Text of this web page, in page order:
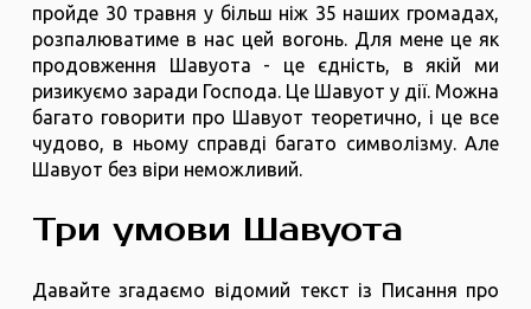
пройде 30 травня у більш ніж 35 наших громадах,
розпалюватиме в нас цей вогонь. Для мене це як
продовження Шавуота - це єдність, в якій ми
ризикуємо заради Господа. Це Шавуот у дії. Можна
багато говорити про Шавуот теоретично, і це все
чудово, в ньому справді багато символізму. Але
Шавуот без віри неможливий.
Три умови Шавуота
Давайте згадаємо відомий текст із Писання про